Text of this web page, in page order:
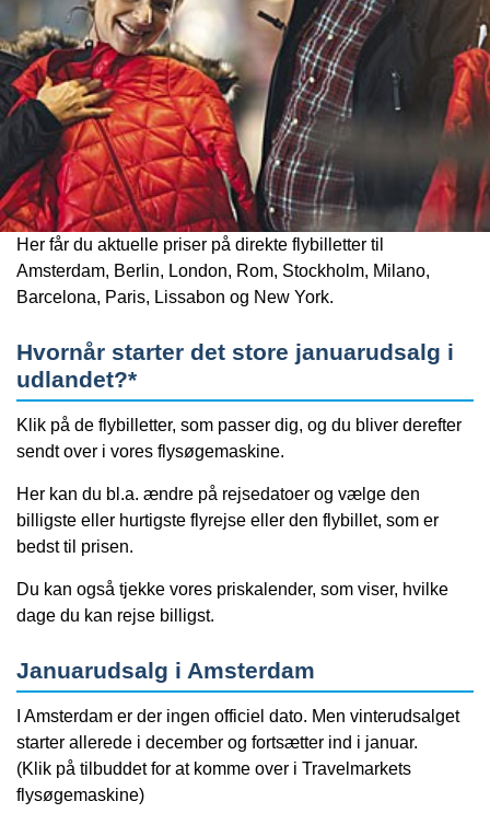
Her får du aktuelle priser på direkte flybilletter til
Amsterdam, Berlin, London, Rom, Stockholm, Milano,
Barcelona, Paris, Lissabon og New York.
Hvornår starter det store januarudsalg i
udlandet?*
Klik på de flybilletter, som passer dig, og du bliver derefter
sendt over i vores flysøgemaskine.
Her kan du bl.a. ændre på rejsedatoer og vælge den
billigste eller hurtigste flyrejse eller den flybillet, som er
bedst til prisen.
Du kan også tjekke vores priskalender, som viser, hvilke
dage du kan rejse billigst.
Januarudsalg i Amsterdam
I Amsterdam er der ingen officiel dato. Men vinterudsalget
starter allerede i december og fortsætter ind i januar.
(Klik på tilbuddet for at komme over i Travelmarkets
flysøgemaskine)